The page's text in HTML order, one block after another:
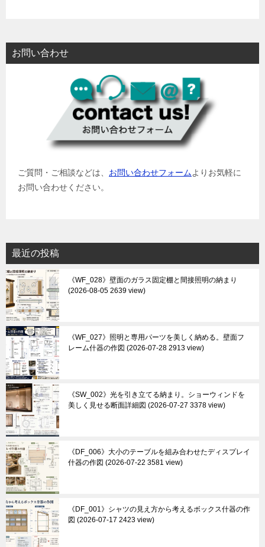
お問い合わせ
ご質問・ご相談などは、 お問い合わせフォームよりお気軽に
お問い合わせください。
最近の投稿
《WF_028》壁面のガラス固定棚と間接照明の納まり
2026-08-05 2639 view
《WF_027》照明と専用パーツを美しく納める。壁面フ
レーム什器の作図
2026-07-28 2913 view
《SW_002》光を引き立てる納まり。ショーウィンドを
美しく見せる断面詳細図
2026-07-27 3378 view
《DF_006》大小のテーブルを組み合わせたディスプレイ
什器の作図
2026-07-22 3581 view
《DF_001》シャツの見え方から考えるボックス什器の作
図
2026-07-17 2423 view